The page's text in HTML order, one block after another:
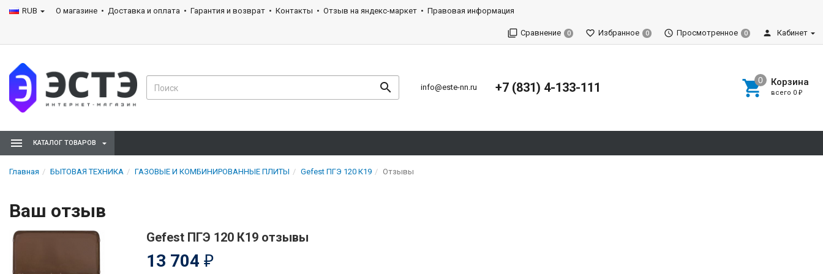
RUB О магазине Доставка и оплата Гарантия и возврат Контакты Отзыв на яндекс-маркет Правовая информация
Сравнение 0 Избранное 0 Просмотренное 0 Кабинет
info@este-nn.ru +7 (831) 4-133-111 Корзина
всего 0 ₽
КАТАЛОГ ТОВАРОВ
Главная БЫТОВАЯ ТЕХНИКА ГАЗОВЫЕ И КОМБИНИРОВАННЫЕ ПЛИТЫ Gefest ПГЭ 120 К19 Отзывы
Ваш отзыв
Gefest ПГЭ 120 К19 отзывы
13 704 ₽